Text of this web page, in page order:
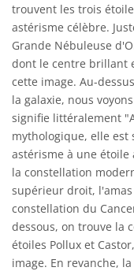
trouvent les trois
astérisme célèbre.
Grande Nébuleuse
dont le centre brillant
cette image. Au-
la galaxie, nous
signifie littéralement
mythologique, elle est
astérisme à une
la constellation
supérieur droit,
constellation du
dessous, on trouve la
étoiles Pollux et
image. En revanche,